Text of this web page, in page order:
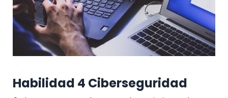
Habilidad 4 Ciberseguridad